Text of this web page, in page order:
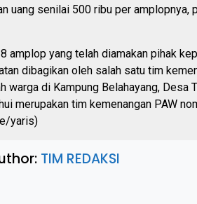
uang senilai 500 ribu per amplopnya,
amplop yang telah diamakan pihak
dibagikan oleh salah satu tim
warga di Kampung Belahayang, Desa
merupakan tim kemenangan PAW
yaris)
TIM REDAKSI